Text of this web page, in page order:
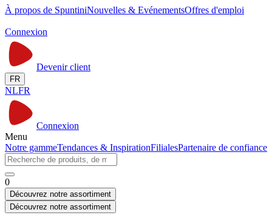
À propos de SpuntiniNouvelles & EvénementsOffres d'emploi
Connexion
Devenir client
FR
NLFR
Connexion
Menu
Notre gammeTendances & InspirationFilialesPartenaire de confiance
0
Découvrez notre assortiment
Découvrez notre assortiment